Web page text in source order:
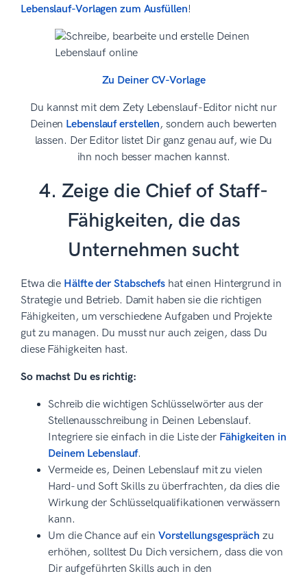
Lebenslauf-Vorlagen zum Ausfüllen!
Zu Deiner CV-Vorlage
Du kannst mit dem Zety Lebenslauf-Editor nicht nur
Deinen Lebenslauf erstellen, sondern auch bewerten
lassen. Der Editor listet Dir ganz genau auf, wie Du
ihn noch besser machen kannst.
4. Zeige die Chief of Staff-
Fähigkeiten, die das
Unternehmen sucht
Etwa die Hälfte der Stabschefs hat einen Hintergrund in
Strategie und Betrieb. Damit haben sie die richtigen
Fähigkeiten, um verschiedene Aufgaben und Projekte
gut zu managen. Du musst nur auch zeigen, dass Du
diese Fähigkeiten hast.
So machst Du es richtig:
Schreib die wichtigen Schlüsselwörter aus der
Stellenausschreibung in Deinen Lebenslauf.
Integriere sie einfach in die Liste der Fähigkeiten in
Deinem Lebenslauf.
Vermeide es, Deinen Lebenslauf mit zu vielen
Hard- und Soft Skills zu überfrachten, da dies die
Wirkung der Schlüsselqualifikationen verwässern
kann.
Um die Chance auf ein Vorstellungsgespräch zu
erhöhen, solltest Du Dich versichern, dass die von
Dir aufgeführten Skills auch in den